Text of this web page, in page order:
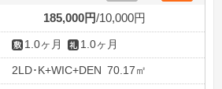
185,000円 10,000円
1.0ヶ月 1.0ヶ月
2LD･K+WIC+DEN 70.17㎡